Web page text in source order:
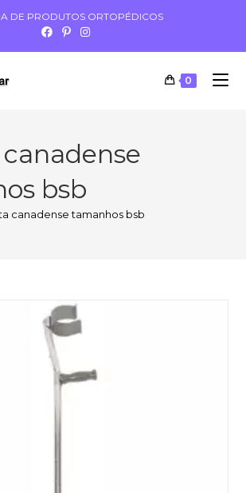
DE PRODUTOS ORTOPÉDICOS
0
bsb
canadense tamanhos bsb